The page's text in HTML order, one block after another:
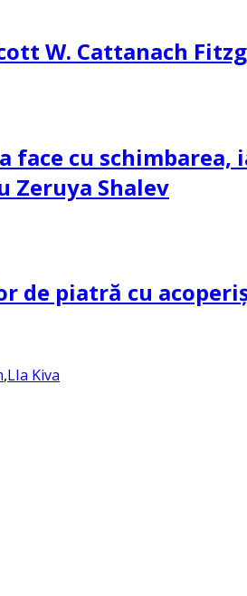
W. Cattanach
face cu
Zeruya Shalev
de piatră cu
,LIa Kiva